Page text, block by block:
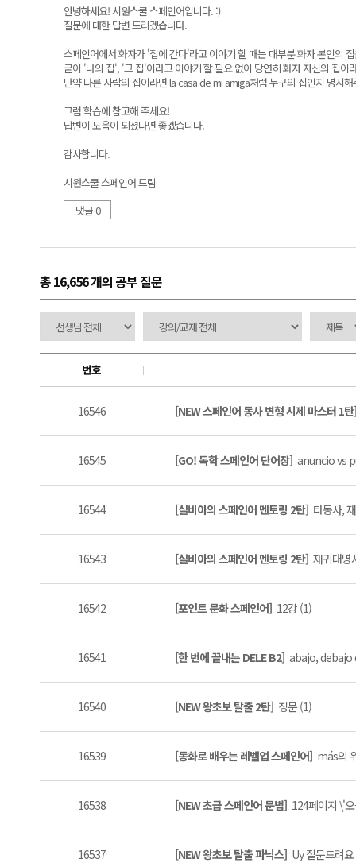
안녕하세요! 시원스쿨 스페인어입니다. :)
질문에 대한 답변 드리겠습니다.
스페인어에서 화자가 '집에 간다'라고 이야기 할 때는 대부분 화자 본인의
굳이 '나의 집', '그 집'이라고 이야기 할 필요 없이 당연히 화자 자신의 집이
만약 다른 사람의 집이라면 la casa de mi amiga처럼 누구의 집인지 명시
그럼 학습에 참고해 주세요!
답변이 도움이 되셨다면 좋겠습니다.
감사합니다.
시원스쿨 스페인어 드림
댓글 0
총 16,656 개의 공부 질문
번호
16546 [NEW 스페인어 동사 변형 시제 마스터 1
16545 [GO! 독학 스페인어 단어장] anuncio vs
16544 [실비아의 스페인어 멘토링 2탄] 타동사,
16543 [실비아의 스페인어 멘토링 2탄] 재귀대명
16542 [포인트 문화 스페인어] 12강 (1)
16541 [한 번에 끝내는 DELE B2] abajo, debajo
16540 [NEW 왕초보 탈출 2탄] 징문 (1)
16539 [동화로 배우는 레벨업 스페인어] más의
16538 [NEW 초급 스페인어 문법] 124페이지 \'
16537 [NEW 왕초보 탈출 파닉스] Uy 질문드려